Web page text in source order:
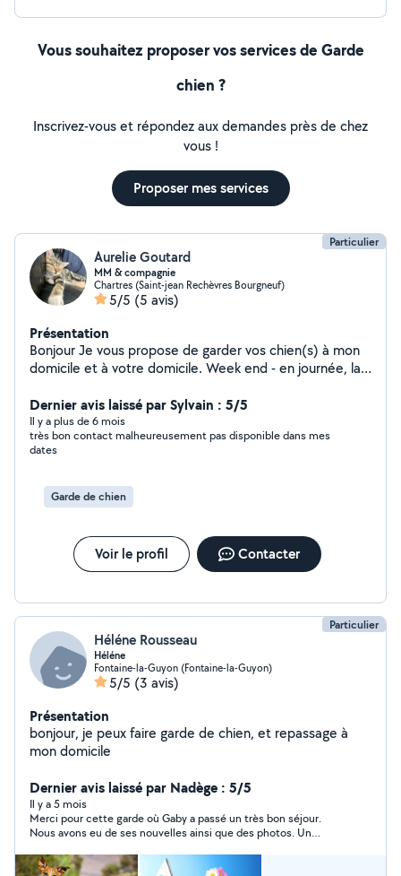
Vous souhaitez proposer vos services de Garde
chien ?
Inscrivez-vous et répondez aux demandes près de chez
vous !
Proposer mes services
Particulier
Aurelie Goutard
MM & compagnie
Chartres (Saint-jean Rechèvres Bourgneuf)
5/5 (5 avis)
Présentation
Bonjour Je vous propose de garder vos chien(s) à mon
domicile et à votre domicile. Week end - en journée, la
compagnies
Dernier avis laissé par Sylvain : 5/5
Il y a plus de 6 mois
très bon contact malheureusement pas disponible dans mes
dates
Garde de chien
Voir le profil Contacter
Particulier
Héléne Rousseau
Héléne
Fontaine-la-Guyon (Fontaine-la-Guyon)
5/5 (3 avis)
Présentation
bonjour, je peux faire garde de chien, et repassage à
mon domicile
Dernier avis laissé par Nadège : 5/5
Il y a 5 mois
Merci pour cette garde où Gaby a passé un très bon séjour.
Nous avons eu de ses nouvelles ainsi que des photos. Un